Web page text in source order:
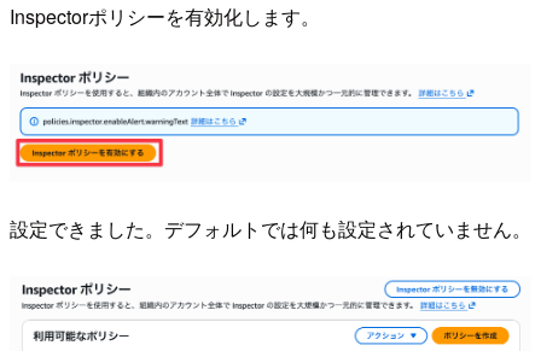
Inspectorポリシーを有効化します。
設定できました。デフォルトでは何も設定されていません。